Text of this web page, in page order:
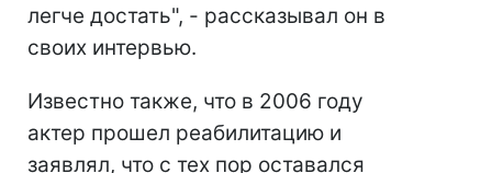
легче достать", - рассказывал он в
своих интервью.
Известно также, что в 2006 году
актер прошел реабилитацию и
заявлял, что с тех пор оставался